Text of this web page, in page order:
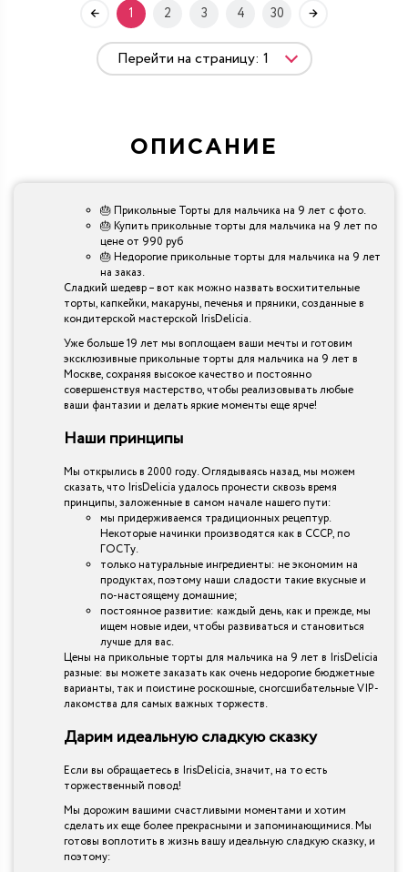
1 2 3 4 30
ОПИСАНИЕ
🎂 Прикольные Торты для мальчика на 9 лет с фото.
🎂 Купить прикольные торты для мальчика на 9 лет по
цене от 990 руб
🎂 Недорогие прикольные торты для мальчика на 9 лет
на заказ.
Сладкий шедевр – вот как можно назвать восхитительные
торты, капкейки, макаруны, печенья и пряники, созданные в
кондитерской мастерской IrisDelicia.
Уже больше 19 лет мы воплощаем ваши мечты и готовим
эксклюзивные прикольные торты для мальчика на 9 лет в
Москве, сохраняя высокое качество и постоянно
совершенствуя мастерство, чтобы реализовывать любые
ваши фантазии и делать яркие моменты еще ярче!
Наши принципы
Мы открылись в 2000 году. Оглядываясь назад, мы можем
сказать, что IrisDelicia удалось пронести сквозь время
принципы, заложенные в самом начале нашего пути:
мы придерживаемся традиционных рецептур.
Некоторые начинки производятся как в СССР, по
ГОСТу.
только натуральные ингредиенты: не экономим на
продуктах, поэтому наши сладости такие вкусные и
по-настоящему домашние;
постоянное развитие: каждый день, как и прежде, мы
ищем новые идеи, чтобы развиваться и становиться
лучше для вас.
Цены на прикольные торты для мальчика на 9 лет в IrisDelicia
разные: вы можете заказать как очень недорогие бюджетные
варианты, так и поистине роскошные, сногсшибательные VIP-
лакомства для самых важных торжеств.
Дарим идеальную сладкую сказку
Если вы обращаетесь в IrisDelicia, значит, на то есть
торжественный повод!
Мы дорожим вашими счастливыми моментами и хотим
сделать их еще более прекрасными и запоминающимися. Мы
готовы воплотить в жизнь вашу идеальную сладкую сказку, и
поэтому: